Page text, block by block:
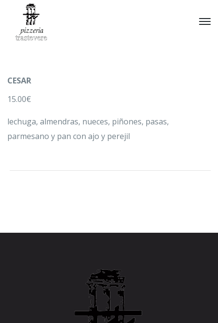
CESAR
15.00€
lechuga, almendras, nueces, piñones, pasas,
parmesano y pan con ajo y perejil